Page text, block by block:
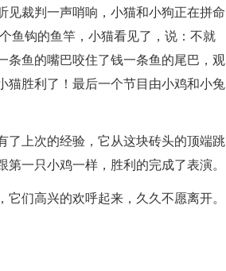
见裁判一声哨响，小猫和小狗正在拼命
鱼钩的鱼竿，小猫看见了，说：不就
条鱼的嘴巴咬住了钱一条鱼的尾巴，观
猫胜利了！最后一个节目由小鸡和小兔
了上次的经验，它从这块砖头的顶端跳
一只小鸡一样，胜利的完成了表演。
们高兴的欢呼起来，久久不愿离开。